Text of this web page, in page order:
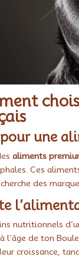
une
aliments
Ces
des
nutritionnels
l’âge de ton
croissance,